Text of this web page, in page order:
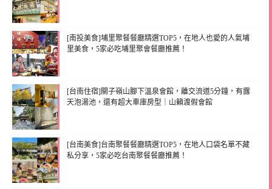
[南投美食]埔里聚餐餐廳精選TOP5，在地人也愛的人氣埔
里美食，5家必吃埔里聚會餐廳推薦！
[台南住宿]關子嶺山腳下溫泉會館，離交流道5分鐘，有露
天泡湯池，還有超大車庫房型｜山籟渡假會館
[台南美食]台南聚餐餐廳精選TOP5，在地人口袋名單不藏
私分享，5家必吃台南聚餐餐廳推薦！